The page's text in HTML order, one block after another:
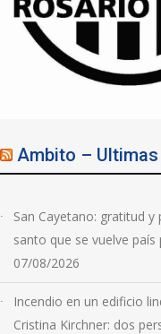
Violencia de género:
secuestraron un
en una vivienda
Ambito –
San Cayetano: gratitud y
santo que se vuelve país
07/08/2026
Incendio en un edificio
Cristina Kirchner: dos